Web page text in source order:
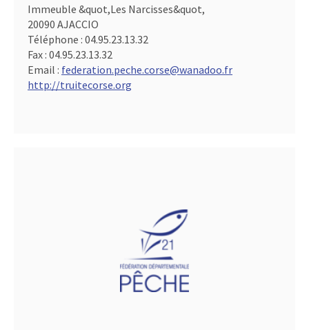
Immeuble &quot,Les Narcisses&quot,
20090 AJACCIO
Téléphone : 04.95.23.13.32
Fax : 04.95.23.13.32
Email : federation.peche.corse@wanadoo.fr
http://truitecorse.org